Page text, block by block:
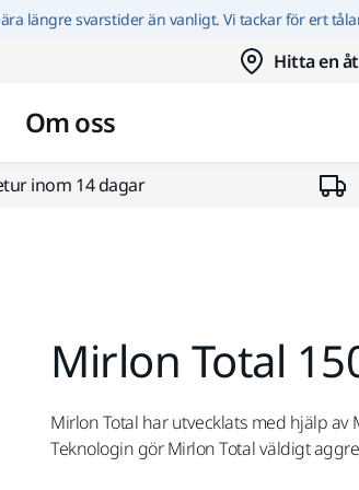
Hoppa till innehållet
längre svarstider än vanligt. Vi tackar för ert
Hitta en
Om oss
inom 14 dagar
Mirlon Total
Mirlon Total har utvecklats med hjälp
Teknologin gör Mirlon Total väldigt